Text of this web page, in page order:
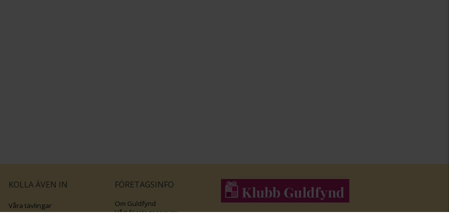
KOLLA ÄVEN IN
Våra tävlingar
Rosa Bandet
FÖRETAGSINFO
Om Guldfynd
Vårt företagsansvar